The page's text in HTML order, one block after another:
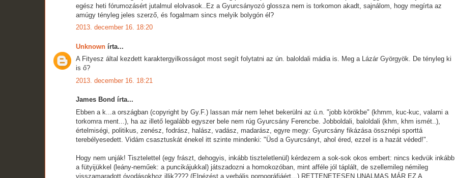
egész heti fórumozásért jutalmul elolvasok..Ez a Gyurcsányozó glossza nem is torkomon akadt, sajnálom, hogy megírta az
amúgy tényleg jeles szerző, és fogalmam sincs melyik bolygón él?
2013. december 16. 18:20
Unknown írta...
A Fityesz által kezdett karaktergyilkosságot most segít folytatni az ún. baloldali mádia is. Meg a Lázár Györgyök. De tényleg ki
is ő?
2013. december 16. 18:21
James Bond írta...
Ebben a k...a országban (copyright by Gy.F.) lassan már nem lehet bekerülni az ú.n. "jobb körökbe" (khmm, kuc-kuc, valami a
torkomra ment...), ha az illető legalább egyszer bele nem rúg Gyurcsány Ferencbe. Jobboldali, baloldali (khm, khm ismét..),
értelmiségi, politikus, zenész, fodrász, halász, vadász, madarász, egyre megy: Gyurcsány fikázása össznépi sporttá
terebélyesedett. Vidám csasztuskát énekel itt szinte mindenki: "Üsd a Gyurcsányt, ahol éred, ezzel is a hazát véded!".
Hogy nem unják! Tisztelettel (egy frászt, dehogyis, inkább tiszteletlenül) kérdezem a sok-sok okos embert: nincs kedvük inkább
a fütyijükkel (leány-neműek: a puncikájukkal) játszadozni a homokozóban, mint afféle jól táplált, de szellemileg némileg
visszamaradott óvodásokhoz illik???? (Elnézést a verbális pornográfiáért...) RETTENETESEN UNALMAS MÁR EZ A